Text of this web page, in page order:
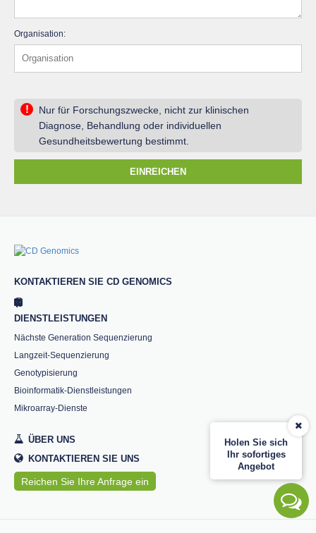
Holen Sie sich
Ihr sofortiges
Angebot
Organisation:
!
Nur für Forschungszwecke, nicht zur klinischen
Diagnose, Behandlung oder individuellen
Gesundheitsbewertung bestimmt.
EINREICHEN
KONTAKTIEREN SIE CD GENOMICS
DIENSTLEISTUNGEN
Nächste Generation Sequenzierung
Langzeit-Sequenzierung
Genotypisierung
Bioinformatik-Dienstleistungen
Mikroarray-Dienste
ÜBER UNS
KONTAKTIEREN SIE UNS
Reichen Sie Ihre Anfrage ein